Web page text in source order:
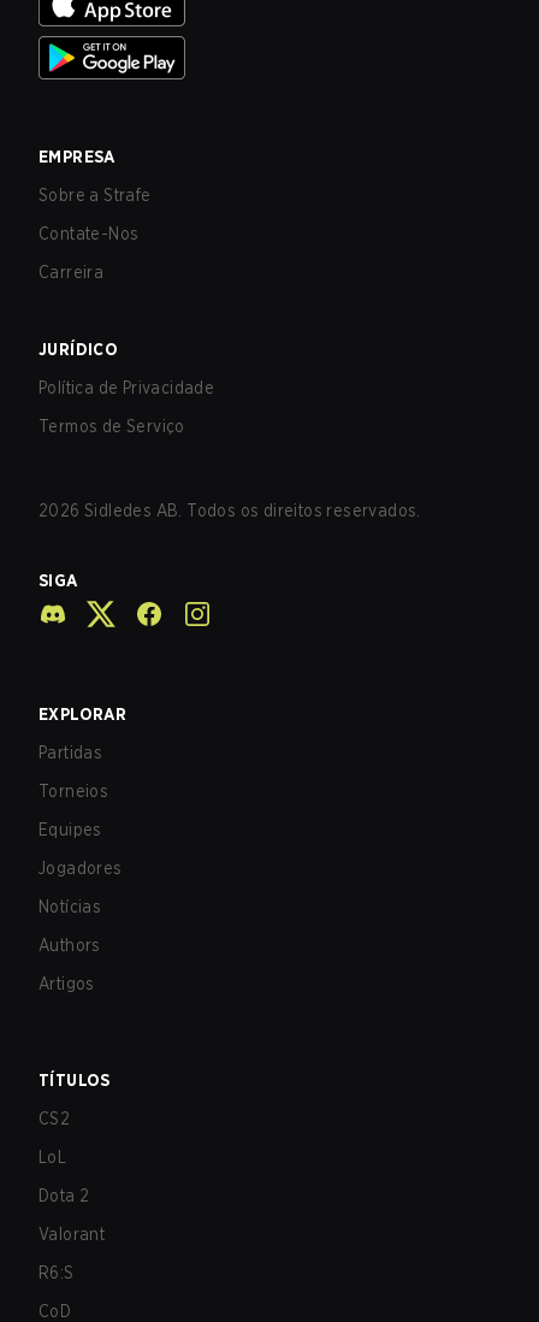
EMPRESA
Sobre a Strafe
Contate-Nos
Carreira
JURÍDICO
Política de Privacidade
Termos de Serviço
2026 Sidledes AB. Todos os direitos reservados.
SIGA
EXPLORAR
Partidas
Torneios
Equipes
Jogadores
Notícias
Authors
Artigos
TÍTULOS
CS2
LoL
Dota 2
Valorant
R6:S
CoD